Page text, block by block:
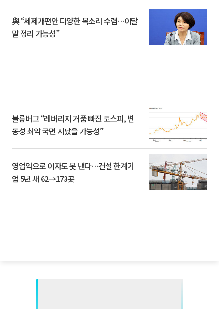
與 “세제개편안 다양한 목소리 수렴…이달
말 정리 가능성”
블룸버그 “레버리지 거품 빠진 코스피, 변
동성 최악 국면 지났을 가능성”
영업익으로 이자도 못 낸다…건설 한계기
업 5년 새 62→173곳